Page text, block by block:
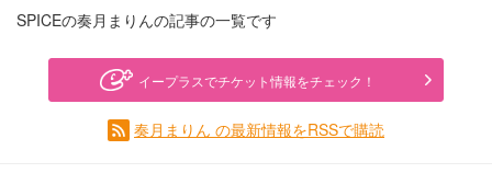
SPICEの奏月まりんの記事の一覧です
イープラスでチケット情報をチェック！
奏月まりん の最新情報をRSSで購読